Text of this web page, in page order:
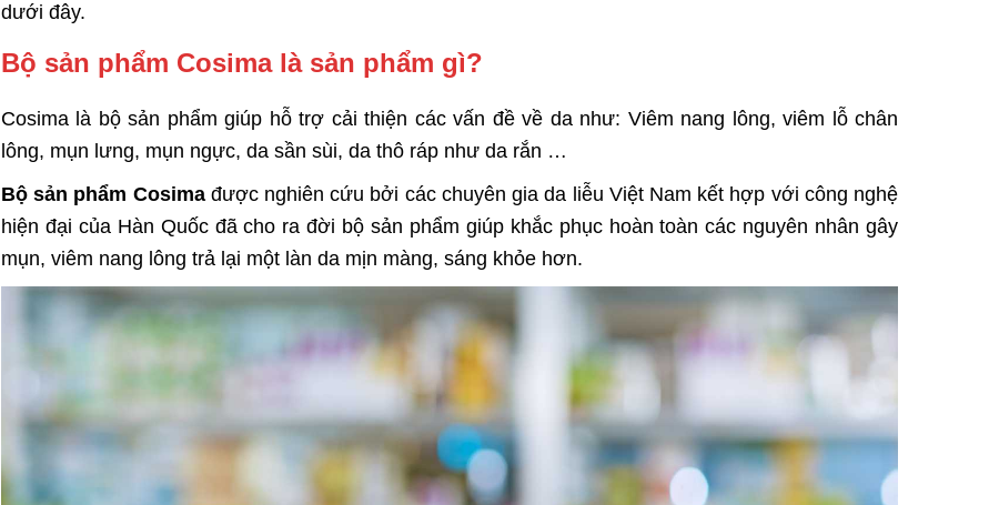
dưới đây.
Bộ sản phẩm Cosima là sản phẩm gì?
Cosima là bộ sản phẩm giúp hỗ trợ cải thiện các vấn đề về da như: Viêm nang lông, viêm lỗ chân
lông, mụn lưng, mụn ngực, da sần sùi, da thô ráp như da rắn …
Bộ sản phẩm Cosimađược nghiên cứu bởi các chuyên gia da liễu Việt Nam kết hợp với công nghệ
hiện đại của Hàn Quốc đã cho ra đời bộ sản phẩm giúp khắc phục hoàn toàn các nguyên nhân gây
mụn, viêm nang lông trả lại một làn da mịn màng, sáng khỏe hơn.